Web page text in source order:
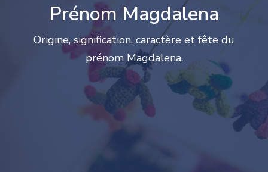
Prénom Magdalena
Origine, signification, caractère et fête du
prénom Magdalena.